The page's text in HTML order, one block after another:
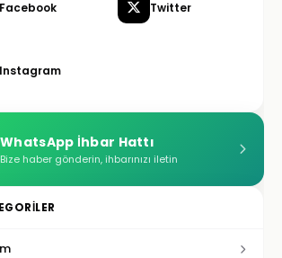
Facebook Twitter
Instagram
WhatsApp İhbar Hattı
Bize haber gönderin, ihbarınızı iletin